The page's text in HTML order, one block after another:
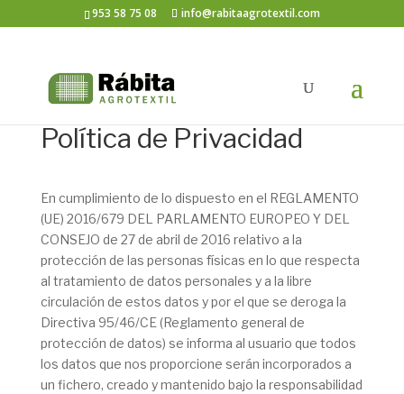
953 58 75 08 info@rabitaagrotextil.com
Política de Privacidad
En cumplimiento de lo dispuesto en el REGLAMENTO
(UE) 2016/679 DEL PARLAMENTO EUROPEO Y DEL
CONSEJO de 27 de abril de 2016 relativo a la
protección de las personas físicas en lo que respecta
al tratamiento de datos personales y a la libre
circulación de estos datos y por el que se deroga la
Directiva 95/46/CE (Reglamento general de
protección de datos) se informa al usuario que todos
los datos que nos proporcione serán incorporados a
un fichero, creado y mantenido bajo la responsabilidad